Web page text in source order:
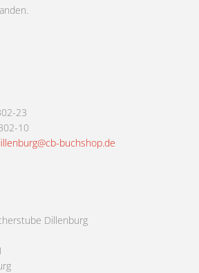
23
10
buchshop.de
Dillenburg